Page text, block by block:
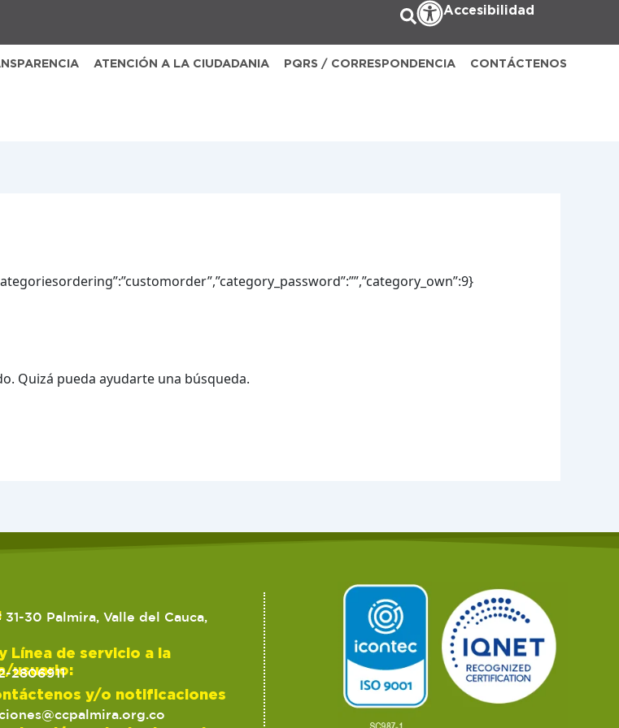
Accesibilidad
ATENCIÓN A LA CIUDADANIA PQRS / CORRESPONDENCIA CONTÁCTENOS
Quizá pueda ayudarte una búsqueda.
31-30 Palmira, Valle del Cauca,
Línea de servicio a la
usuario:
2806911
y/o notificaciones